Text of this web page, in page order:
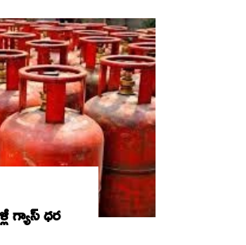
గ్యాస్ ధ‌ర